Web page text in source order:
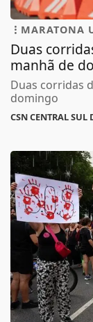
MARATONA
Duas
manhã de
Duas corridas
domingo
CSN CENTRAL SUL